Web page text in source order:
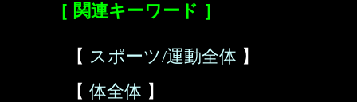
［ 関連キーワード ］
【 スポーツ/運動全体 】
【 体全体 】